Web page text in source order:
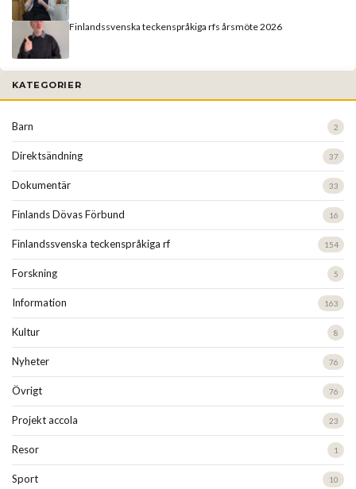
Finlandssvenska teckenspråkiga rfs årsmöte 2026
KATEGORIER
Barn 2
Direktsändning 37
Dokumentär 33
Finlands Dövas Förbund 16
Finlandssvenska teckenspråkiga rf 154
Forskning 5
Information 163
Kultur 8
Nyheter 76
Övrigt 76
Projekt accola 23
Resor 1
Sport 10